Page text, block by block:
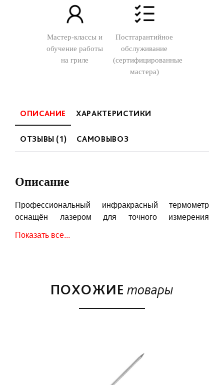
Мастер-классы и
обучение работы
на гриле
Постгарантийное
обслуживание
(сертифицированные
мастера)
ОПИСАНИЕ ХАРАКТЕРИСТИКИ
ОТЗЫВЫ (1) САМОВЫВОЗ
Описание
Профессиональный инфракрасный термометр
оснащён лазером для точного измерения
Диапазон измерения: от 0 до +420 0C.
Показать все...
ПОХОЖИЕ товары